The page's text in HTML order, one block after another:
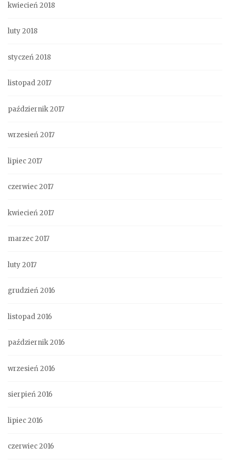
kwiecień 2018
luty 2018
styczeń 2018
listopad 2017
październik 2017
wrzesień 2017
lipiec 2017
czerwiec 2017
kwiecień 2017
marzec 2017
luty 2017
grudzień 2016
listopad 2016
październik 2016
wrzesień 2016
sierpień 2016
lipiec 2016
czerwiec 2016